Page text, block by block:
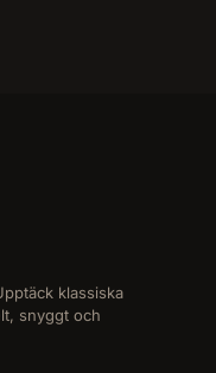
klassiska
snyggt och